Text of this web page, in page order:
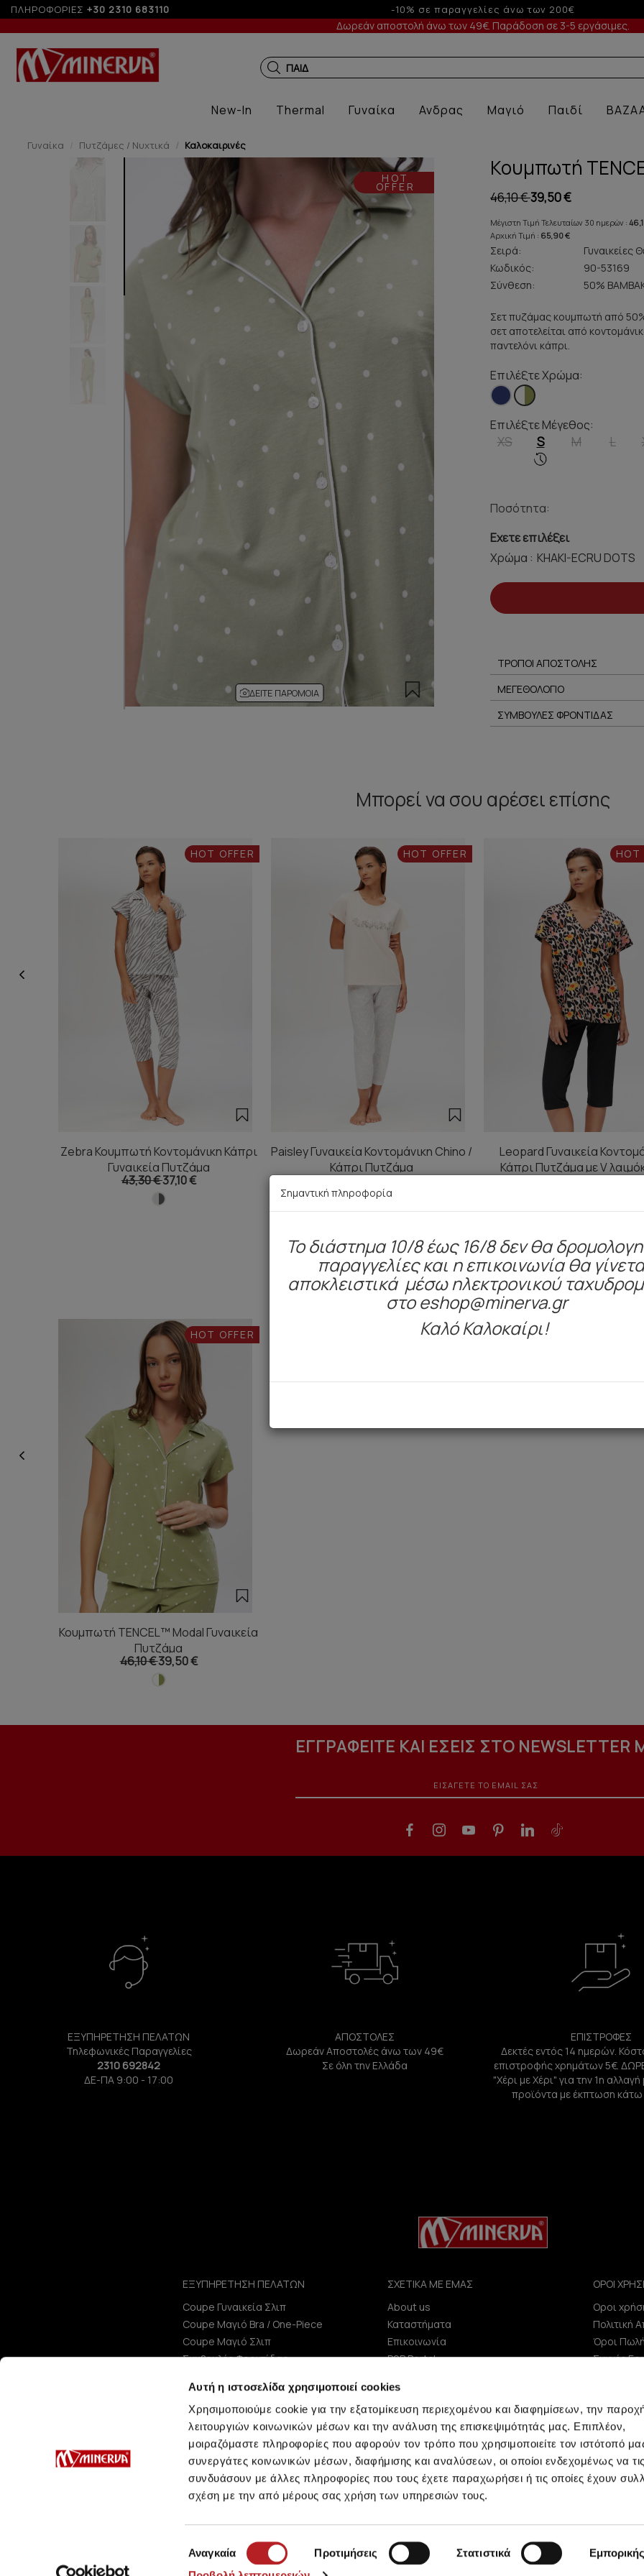
Αυτή η ιστοσελίδα χρησιμοποιεί cookies
Χρησιμοποιούμε cookie για την εξατομίκευση περιεχομένου και διαφημίσεων, την
λειτουργιών κοινωνικών μέσων και την ανάλυση της επισκεψιμότητάς μας. Επιπλέον,
μοιραζόμαστε πληροφορίες που αφορούν τον τρόπο που χρησιμοποιείτε τον ιστότοπό
συνεργάτες κοινωνικών μέσων, διαφήμισης και αναλύσεων, οι οποίοι ενδεχομένως να
συνδυάσουν με άλλες πληροφορίες που τους έχετε παραχωρήσει ή τις οποίες έχουν
σχέση με την από μέρους σας χρήση των υπηρεσιών τους.
συγκατάθεσης
Αναγκαία Προτιμήσεις Στατιστικά
ΠΛΗΡΟΦΟΡΙΕΣ +30 2310 683110 Έως 6 άτοκες δόσεις με πιστωτική άνω των 100€
Δωρεάν αποστολή άνω των 49€. Παράδοση σε 3-5 εργάσιμες.
ΠΑΙΔΙΚΑ ΕΣΩΡΟΥΧΑ ΜΕ
New-In Thermal Γυναίκα Ανδρας Μαγιό Παιδί
Γυναίκα Πυτζάμες / Νυχτικά Καλοκαιρινές
HOT
OFFER
ΔΕΊΤΕ ΠΑΡΌΜΟΙΑ
Κουμπωτή
46,10 €39,50 €
Μέγιστη Τιμή Τελευταίων 30 ημερών :
Αρχική Τιμή : 65,90 €
Σειρά:
Γυναικείες
Κωδικός:
90-53169
Σύνθεση:
50%
Σετ πυζάμας κουμπωτή από
σετ αποτελείται από
παντελόνι κάπρι.
Επιλέξτε Χρώμα:
Επιλέξτε Μέγεθος:
XS S M L
Ποσότητα:
Εχετε επιλέξει
Χρώμα :
ΤΡΟΠΟΙ ΑΠΟΣΤΟΛΗΣ
ΜΕΓΕΘΟΛΟΓΙΟ
ΣΥΜΒΟΥΛΕΣ ΦΡΟΝΤΙΔΑΣ
Μπορεί να σου αρέσει επίσης
HOT OFFER
Zebra Κουμπωτή Κοντομάνικη Κάπρι
Γυναικεία Πυτζάμα
43,30 €37,10 €
HOT OFFER
Paisley Γυναικεία Κοντομάνικη Chino /
Κάπρι Πυτζάμα
28,60 €24,50 €
HOT
Leopard Γυναικεία
Κάπρι Πυτζάμα με V
30,70 €26,30 €
Είδατε πρόσφατα
HOT OFFER
Κουμπωτή TENCEL™ Modal Γυναικεία
Πυτζάμα
46,10 €39,50 €
ΕΓΓΡΑΦΕΙΤΕ ΚΑΙ ΕΣΕΙΣ ΣΤΟ NEWSLETTER
ΕΞΥΠΗΡΕΤΗΣΗ ΠΕΛΑΤΩΝ
Τηλεφωνικές Παραγγελίες
2310 692842
ΔΕ-ΠΑ 9:00 - 17:00
ΑΠΟΣΤΟΛΕΣ
Δωρεάν Αποστολές άνω των 49€
Σε όλη την Ελλάδα
ΕΠΙΣΤΡΟΦΕΣ
Δεκτές εντός 14 ημερών.
επιστροφής χρημάτων 5€.
"Χέρι με Χέρι" για την 1η
προϊόντα με έκπτωση
ΕΞΥΠΗΡΕΤΗΣΗ ΠΕΛΑΤΩΝ
Coupe Γυναικεία Σλιπ
Coupe Μαγιό Bra / One-Piece
Coupe Μαγιό Σλιπ
Συμβουλές Φροντίδας
ΣΧΕΤΙΚΑ ΜΕ ΕΜΑΣ
About us
Καταστήματα
Επικοινωνία
B2B Portal
ΑΝΑΚΟΙΝΩΣΕΙΣ ΧΑΑ
Εταιρεία
ΟΡΟΙ
Οροι
Πολιτική
Όροι
Συχνές
Minerva © 2009 - 2026 Minerva, All rights reserved.
Σημαντική πληροφορία
To διάστημα 10/8 έως 16/8 δεν θα
παραγγελίες και η επικοινωνία θα
αποκλειστικά μέσω ηλεκτρονικού
στο eshop@minerva.gr
Καλό Καλοκαίρι!